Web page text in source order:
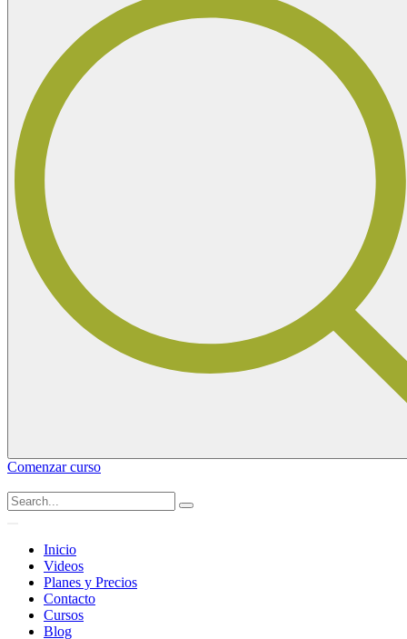
Comenzar curso
Inicio
Videos
Planes y Precios
Contacto
Cursos
Blog